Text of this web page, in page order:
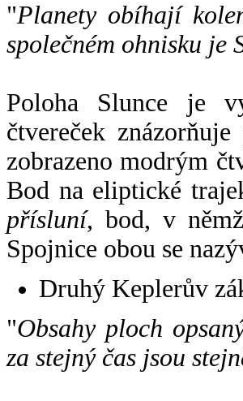
"Planety obíhají
společném ohnisku je
Poloha Slunce je
čtvereček
zobrazeno modrým
Bod na eliptické
přísluní, bod, v
Spojnice obou se
Druhý Keplerův
"Obsahy ploch
za stejný čas jsou